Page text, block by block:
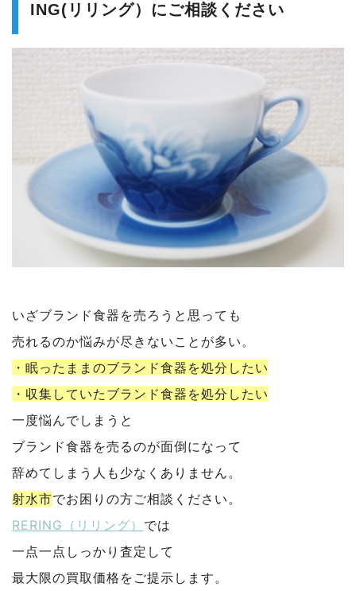
ING(リリング）にご相談ください
いざブランド食器を売ろうと思っても
売れるのか悩みが尽きないことが多い。
・眠ったままのブランド食器を処分したい
・収集していたブランド食器を処分したい
一度悩んでしまうと
ブランド食器を売るのが面倒になって
辞めてしまう人も少なくありません。
射水市でお困りの方ご相談ください。
RERING（リリング） では
一点一点しっかり査定して
最大限の買取価格をご提示します。